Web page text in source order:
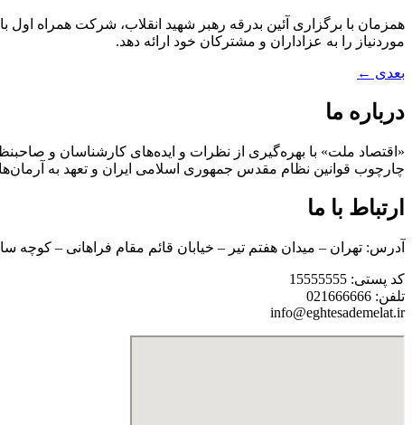
موردنیاز را به عزاداران و مشترکان خود ارائه دهد.
بعدی ←
درباره ما
«اقتصاد ملت» با بهره‌گیری از نظرات و ایده‌های کارشناسان و
چارچوب قوانین نظام مقدس جمهوری اسلامی ایران و تعهد به
ارتباط با ما
آدرس: تهران – میدان هفتم تیر – خیابان قائم مقام فراهانی – کوچه
کد پستی: 15555555
تلفن: 021666666
info@eghtesademelat.ir